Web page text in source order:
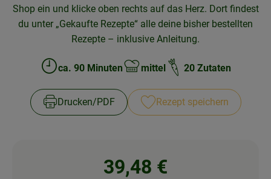
Bio-Kochboxen
Rezeptarchiv
Shop ein und klicke oben rechts auf das Herz. Dort findest
du unter „Gekaufte Rezepte“ alle deine bisher bestellten
Rezepte – inklusive Anleitung.
Zubreitungszeit:
ca. 90 Minuten
Schwierigkeit:
mittel 20 Zutaten
Drucken​/​PDF Rezept speichern
39,48 €